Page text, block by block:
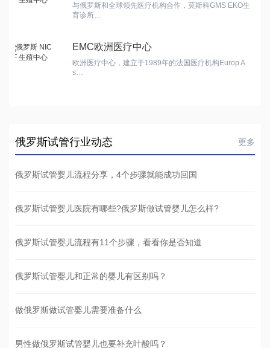
与俄罗斯和全球领先医疗机构合作，莫斯科GMS EKO生
育诊所…
EMC欧洲医疗中心
欧洲医疗中心，建立于1989年的法国医疗机构Europ A
s…
俄罗斯试管行业动态 更多
俄罗斯试管婴儿流程分享，4个步骤就能成功回国
俄罗斯试管婴儿医院有哪些?俄罗斯做试管婴儿怎么样?
俄罗斯试管婴儿流程有11个步骤，看看你是否知道
俄罗斯试管婴儿和正常的婴儿有区别吗？
做俄罗斯做试管婴儿需要准备什么
男性做俄罗斯试管婴儿也要补充叶酸吗？